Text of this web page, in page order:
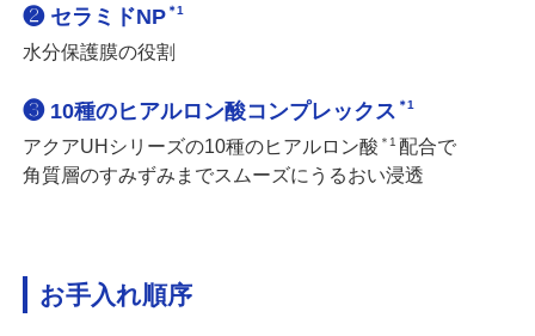
❷ セラミドNP ＊1
水分保護膜の役割
❸ 10種のヒアルロン酸コンプレックス ＊1
アクアUHシリーズの10種のヒアルロン酸 ＊1 配合で
角質層のすみずみまでスムーズにうるおい浸透
お手入れ順序